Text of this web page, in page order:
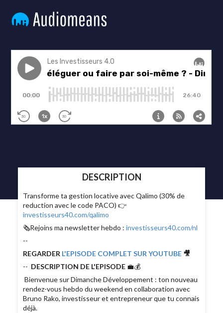
DESCRIPTION
Transforme ta gestion locative avec Qalimo (30% de
reduction avec le code PACO) 👉
investisseurs40.com/qalimo
🗞Rejoins ma newsletter hebdo :investisseurs40.com/nl
--
REGARDER L'EPISODE COMPLET SUR YOUTUBE 🎥
-- DESCRIPTION DE L'EPISODE 💼💰
Bienvenue sur Dimanche Développement : ton nouveau
rendez-vous hebdo du weekend en collaboration avec
Bruno Rako, investisseur et entrepreneur que tu connais
déjà.